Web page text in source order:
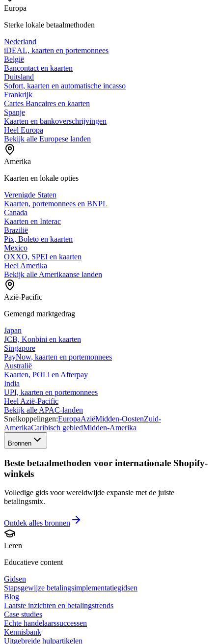
Europa
Sterke lokale betaalmethoden
Nederland
iDEAL, kaarten en portemonnees
België
Bancontact en kaarten
Duitsland
Sofort, kaarten en automatische incasso
Frankrijk
Cartes Bancaires en kaarten
Spanje
Kaarten en bankoverschrijvingen
Heel Europa
Bekijk alle Europese landen
Amerika
Kaarten en lokale opties
Verenigde Staten
Kaarten, portemonnees en BNPL
Canada
Kaarten en Interac
Brazilië
Pix, Boleto en kaarten
Mexico
OXXO, SPEI en kaarten
Heel Amerika
Bekijk alle Amerikaanse landen
Azië-Pacific
Gemengd marktgedrag
Japan
JCB, Konbini en kaarten
Singapore
PayNow, kaarten en portemonnees
Australië
Kaarten, POLi en Afterpay
India
UPI, kaarten en portemonnees
Heel Azië-Pacific
Bekijk alle APAC-landen
Snelkoppelingen:EuropaAziëMidden-OostenZuid-
AmerikaCaribisch gebiedMidden-Amerika
Bronnen
Beste betaalmethoden voor internationale Shopify-
winkels
Volledige gids voor wereldwijde expansie met de juiste
betalingsmix.
Ontdek alles bronnen
Leren
Educatieve content
Gidsen
Stapsgewijze betalingsimplementatiegidsen
Blog
Laatste inzichten en betalingstrends
Case studies
Echte handelaarssuccessen
Kennisbank
Uitgebreide hulpartikelen